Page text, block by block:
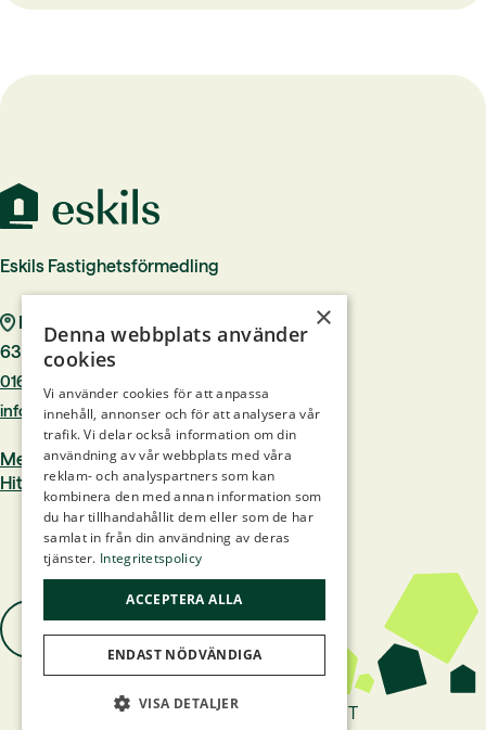
Eskils Fastighetsförmedling
Rådhustorget 7
633 40 Eskilstuna
016–244 00
info@eskilsfast.se
Medlem i Mäklarsamfundet
Hittamäklare.se
Hemsidan levereras av Kust IT
×
Denna webbplats använder
cookies
Vi använder cookies för att anpassa
innehåll, annonser och för att analysera vår
trafik. Vi delar också information om din
användning av vår webbplats med våra
reklam- och analyspartners som kan
kombinera den med annan information som
du har tillhandahållit dem eller som de har
samlat in från din användning av deras
tjänster. Integritetspolicy
ACCEPTERA ALLA
ENDAST NÖDVÄNDIGA
VISA DETALJER